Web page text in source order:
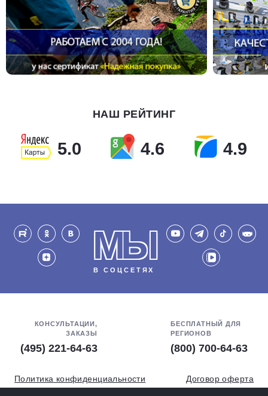
НАШ РЕЙТИНГ
5.0 4.6 4.9
МЫ
В СОЦСЕТЯХ
КОНСУЛЬТАЦИИ,
ЗАКАЗЫ
(495) 221-64-63
БЕСПЛАТНЫЙ ДЛЯ
РЕГИОНОВ
(800) 700-64-63
Политика конфиденциальности
Договор оферта
Обработка персональных данных
СОУТ